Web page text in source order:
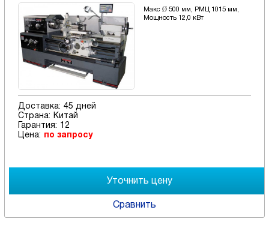
Макс Ø 500 мм, РМЦ 1015 мм,
Мощность 12,0 кВт
Доставка: 45 дней
Страна:
Китай
Гарантия:
12
Цена:
по запросу
Сравнить